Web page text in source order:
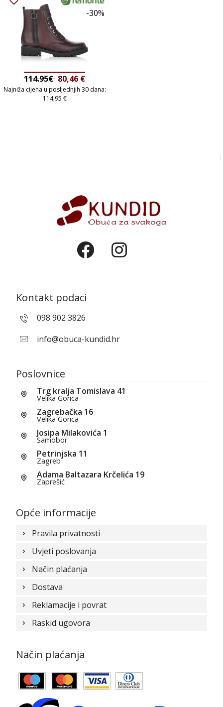
-30%
114.95€ 80,46 €
Najniža cijena u posljednjih 30 dana:
114,95 €
Kontakt podaci
098 902 3826
info@obuca-kundid.hr
Poslovnice
Trg kralja Tomislava 41
Velika Gorica
Zagrebačka 16
Velika Gorica
Josipa Milakovića 1
Samobor
Petrinjska 11
Zagreb
Adama Baltazara Krčelića 19
Zaprešić
Opće informacije
Pravila privatnosti
Uvjeti poslovanja
Način plaćanja
Dostava
Reklamacije i povrat
Raskid ugovora
Način plaćanja